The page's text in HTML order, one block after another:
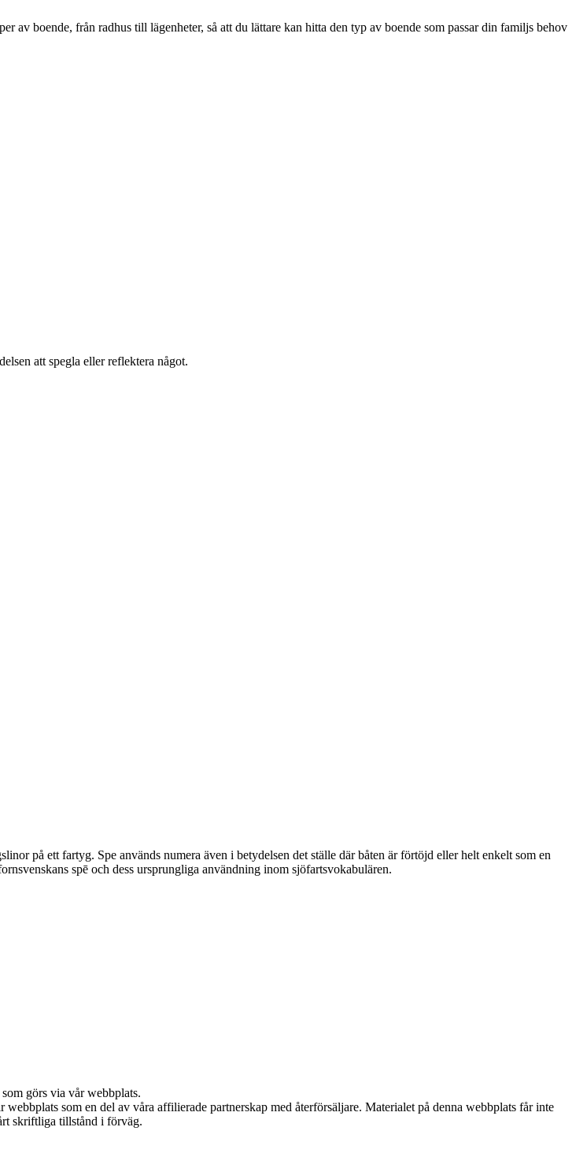
av boende, från radhus till lägenheter, så att du lättare kan hitta den typ av boende som passar din familjs behov
att spegla eller reflektera något.
på ett fartyg. Spe används numera även i betydelsen det ställe där båten är förtöjd eller helt enkelt som en
spē och dess ursprungliga användning inom sjöfartsvokabulären.
görs via vår webbplats.
som en del av våra affilierade partnerskap med återförsäljare. Materialet på denna webbplats får inte
skriftliga tillstånd i förväg.